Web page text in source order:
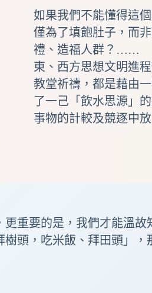
如果我們不能懂得這
僅為了填飽肚子，而
禮、造福人群？……
東、西方思想文明進
教堂祈禱，都是藉由
了一己「 飲水思源 」
事物的計較及競逐中
更重要的是，我們才能溫故
頭，吃米飯、拜田頭」